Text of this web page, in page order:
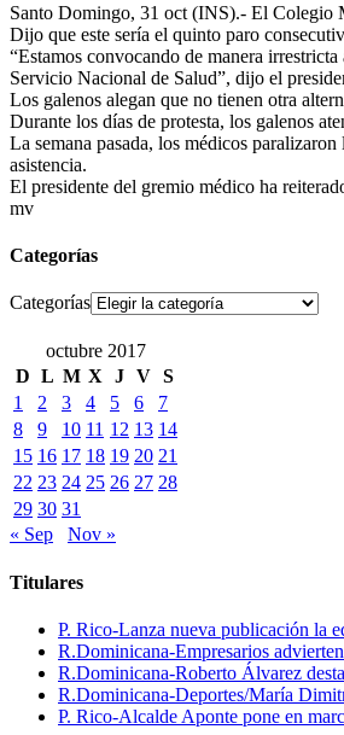
Santo Domingo, 31 oct (INS).- El Colegio
Dijo que este sería el quinto paro
“Estamos convocando de manera
Servicio Nacional de Salud”, dijo el
Los galenos alegan que no tienen otra
Durante los días de protesta, los galenos
La semana pasada, los médicos
asistencia.
El presidente del gremio médico ha
mv
Categorías
Categorías
octubre 2017
D L M X J V S
1
2 3 4 5 6
7
8
9 10 11 12 13 14
15 16 17 18 19 20 21
22 23 24 25 26 27 28
29 30 31
« Sep
Nov »
Titulares
P. Rico-Lanza nueva publicación la
R.Dominicana-Empresarios
R.Dominicana-Roberto Álvarez
R.Dominicana-Deportes/María
P. Rico-Alcalde Aponte pone en